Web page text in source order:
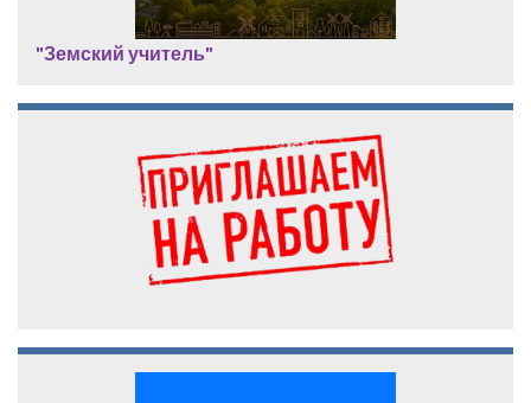
"Земский учитель"